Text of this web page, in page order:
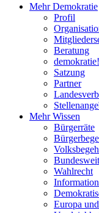
Mehr Demokratie
Profil
Beratung
Satzung
Partner
Mehr Wissen
Bürgerräte
Wahlrecht
Europa